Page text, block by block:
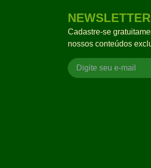
NEWSLETTER
Cadastre-se
nossos conteúdos